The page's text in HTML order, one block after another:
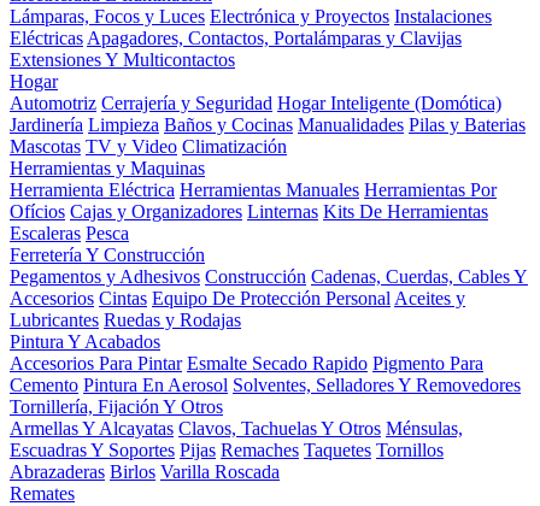
Lámparas, Focos y Luces Electrónica y Proyectos Instalaciones
Eléctricas Apagadores, Contactos, Portalámparas y Clavijas
Extensiones Y Multicontactos
Hogar
Automotriz Cerrajería y Seguridad Hogar Inteligente (Domótica)
Jardinería Limpieza Baños y Cocinas Manualidades Pilas y Baterias
Mascotas TV y Video Climatización
Herramientas y Maquinas
Herramienta Eléctrica Herramientas Manuales Herramientas Por
Ofícios Cajas y Organizadores Linternas Kits De Herramientas
Escaleras Pesca
Ferretería Y Construcción
Pegamentos y Adhesivos Construcción Cadenas, Cuerdas, Cables Y
Accesorios Cintas Equipo De Protección Personal Aceites y
Lubricantes Ruedas y Rodajas
Pintura Y Acabados
Accesorios Para Pintar Esmalte Secado Rapido Pigmento Para
Cemento Pintura En Aerosol Solventes, Selladores Y Removedores
Tornillería, Fijación Y Otros
Armellas Y Alcayatas Clavos, Tachuelas Y Otros Ménsulas,
Escuadras Y Soportes Pijas Remaches Taquetes Tornillos
Abrazaderas Birlos Varilla Roscada
Remates